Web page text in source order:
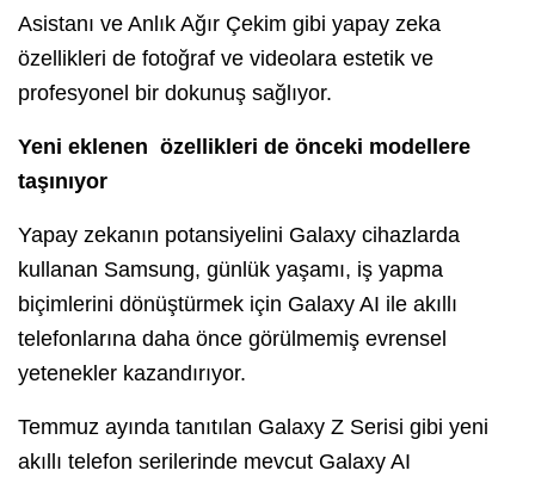
Asistanı ve Anlık Ağır Çekim gibi yapay zeka
özellikleri de fotoğraf ve videolara estetik ve
profesyonel bir dokunuş sağlıyor.
Yeni eklenen özellikleri de önceki modellere
taşınıyor
Yapay zekanın potansiyelini Galaxy cihazlarda
kullanan Samsung, günlük yaşamı, iş yapma
biçimlerini dönüştürmek için Galaxy AI ile akıllı
telefonlarına daha önce görülmemiş evrensel
yetenekler kazandırıyor.
Temmuz ayında tanıtılan Galaxy Z Serisi gibi yeni
akıllı telefon serilerinde mevcut Galaxy AI